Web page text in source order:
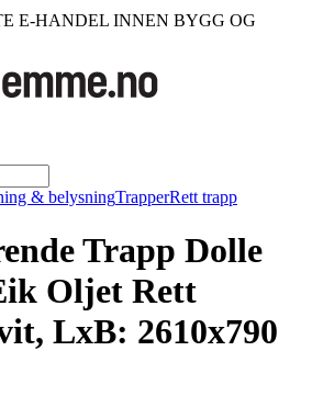
E-HANDEL INNEN BYGG OG
& belysningTrapperRett trapp
Trapp Dolle
Oljet Rett
LxB: 2610x790